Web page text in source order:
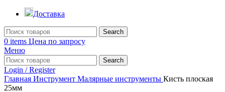
Доставка
Search
0 items Цена по запросу
Меню
Search
Login / Register
Главная Инструмент Малярные инструменты Кисть плоская
25мм